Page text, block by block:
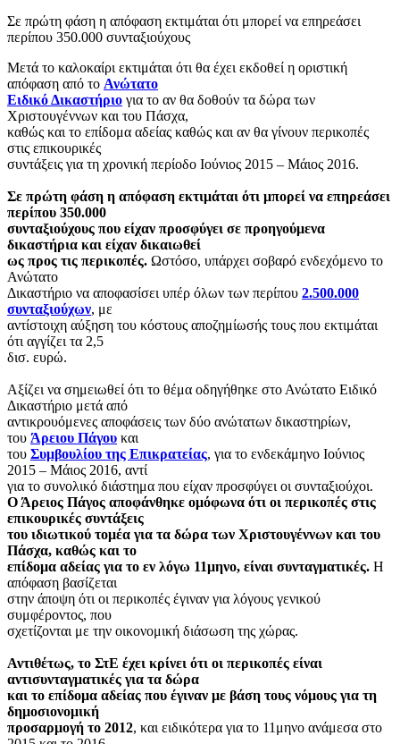
Σε πρώτη φάση η απόφαση εκτιμάται ότι μπορεί να επηρεάσει
περίπου 350.000 συνταξιούχους
Μετά το καλοκαίρι εκτιμάται ότι θα έχει εκδοθεί η οριστική
απόφαση από το Ανώτατο
Ειδικό Δικαστήριο για το αν θα δοθούν τα δώρα των
Χριστουγέννων και του Πάσχα,
καθώς και το επίδομα αδείας καθώς και αν θα γίνουν περικοπές
στις επικουρικές
συντάξεις για τη χρονική περίοδο Ιούνιος 2015 – Μάιος 2016.
Σε πρώτη φάση η απόφαση εκτιμάται ότι μπορεί να επηρεάσει
περίπου 350.000
συνταξιούχους που είχαν προσφύγει σε προηγούμενα
δικαστήρια και είχαν δικαιωθεί
ως προς τις περικοπές. Ωστόσο, υπάρχει σοβαρό ενδεχόμενο το
Ανώτατο
Δικαστήριο να αποφασίσει υπέρ όλων των περίπου 2.500.000
συνταξιούχων, με
αντίστοιχη αύξηση του κόστους αποζημίωσής τους που εκτιμάται
ότι αγγίζει τα 2,5
δισ. ευρώ.
Αξίζει να σημειωθεί ότι το θέμα οδηγήθηκε στο Ανώτατο Ειδικό
Δικαστήριο μετά από
αντικρουόμενες αποφάσεις των δύο ανώτατων δικαστηρίων,
του Άρειου Πάγου και
του Συμβουλίου της Επικρατείας, για το ενδεκάμηνο Ιούνιος
2015 – Μάιος 2016, αντί
για το συνολικό διάστημα που είχαν προσφύγει οι συνταξιούχοι.
Ο Άρειος Πάγος αποφάνθηκε ομόφωνα ότι οι περικοπές στις
επικουρικές συντάξεις
του ιδιωτικού τομέα για τα δώρα των Χριστουγέννων και του
Πάσχα, καθώς και το
επίδομα αδείας για το εν λόγω 11μηνο, είναι συνταγματικές. Η
απόφαση βασίζεται
στην άποψη ότι οι περικοπές έγιναν για λόγους γενικού
συμφέροντος, που
σχετίζονται με την οικονομική διάσωση της χώρας.
Αντιθέτως, το ΣτΕ έχει κρίνει ότι οι περικοπές είναι
αντισυνταγματικές για τα δώρα
και το επίδομα αδείας που έγιναν με βάση τους νόμους για τη
δημοσιονομική
προσαρμογή το 2012, και ειδικότερα για το 11μηνο ανάμεσα στο